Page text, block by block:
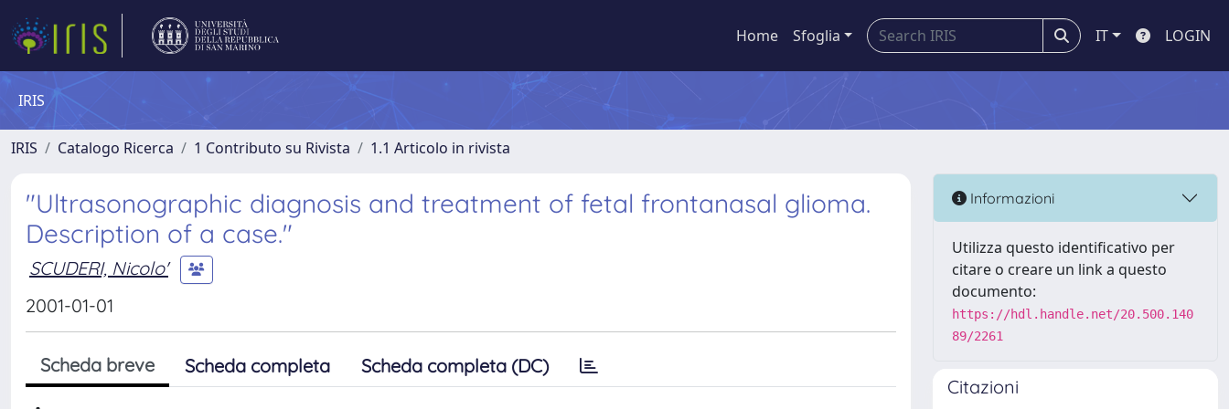
Home Sfoglia IT LOGIN
IRIS
IRIS Catalogo Ricerca 1 Contributo su Rivista 1.1 Articolo in rivista
"Ultrasonographic diagnosis and treatment of fetal frontanasal glioma.
Description of a case."
SCUDERI, Nicolo'
2001-01-01
Scheda breve Scheda completa Scheda completa (DC)
Informazioni
Utilizza questo identificativo per
citare o creare un link a questo
documento:
https://hdl.handle.net/20.500.140
89/2261
Citazioni